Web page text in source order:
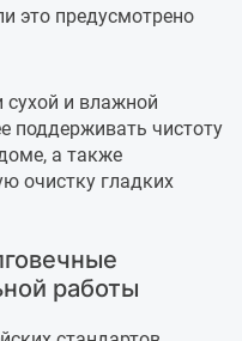
это предусмотрено
сухой и влажной
поддерживать чистоту
а также
очистку гладких
работы